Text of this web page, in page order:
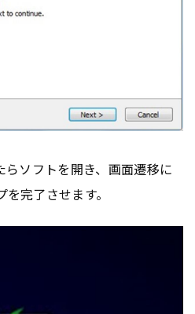
ソフトを開き、画面遷移に
完了させます。